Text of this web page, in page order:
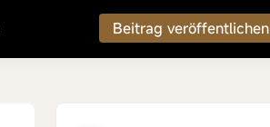
Beitrag veröffentlichen